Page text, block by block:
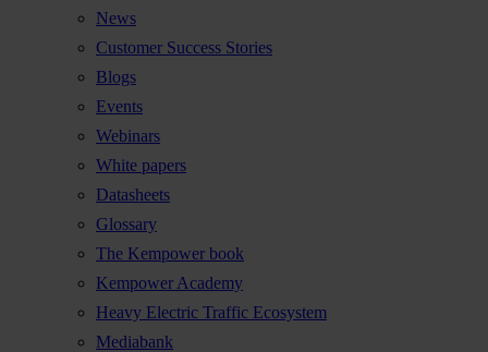
News
Customer Success Stories
Blogs
Events
Webinars
White papers
Datasheets
Glossary
The Kempower book
Kempower Academy
Heavy Electric Traffic Ecosystem
Mediabank